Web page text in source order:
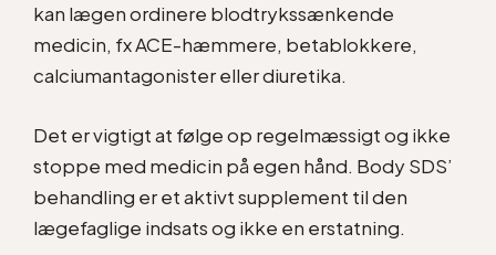
kan lægen ordinere blodtrykssænkende
medicin, fx ACE-hæmmere, betablokkere,
calciumantagonister eller diuretika.
Det er vigtigt at følge op regelmæssigt og ikke
stoppe med medicin på egen hånd. Body SDS’
behandling er et aktivt supplement til den
lægefaglige indsats og ikke en erstatning.